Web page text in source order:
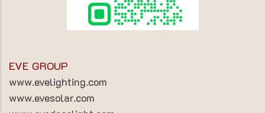
EVE GROUP
www.evelighting.com
www.evesolar.com